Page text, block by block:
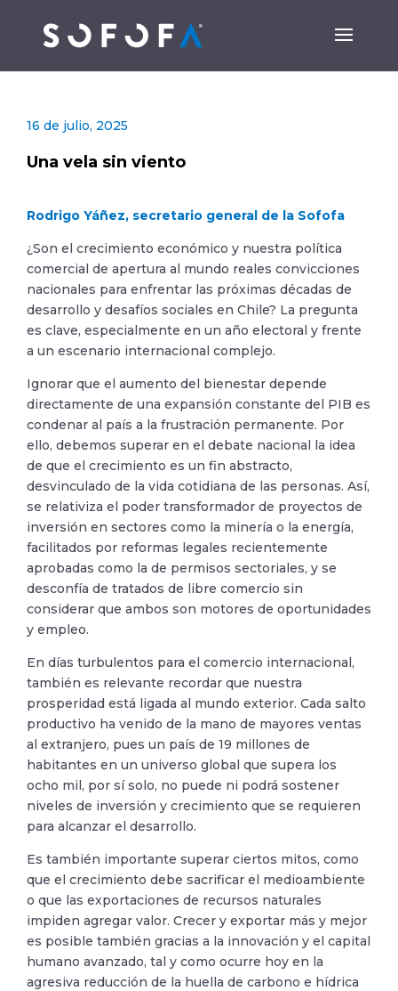
16 de julio, 2025
Una vela sin viento
Rodrigo Yáñez, secretario general de la Sofofa
¿Son el crecimiento económico y nuestra política
comercial de apertura al mundo reales convicciones
nacionales para enfrentar las próximas décadas de
desarrollo y desafíos sociales en Chile? La pregunta
es clave, especialmente en un año electoral y frente
a un escenario internacional complejo.
Ignorar que el aumento del bienestar depende
directamente de una expansión constante del PIB es
condenar al país a la frustración permanente. Por
ello, debemos superar en el debate nacional la idea
de que el crecimiento es un fin abstracto,
desvinculado de la vida cotidiana de las personas. Así,
se relativiza el poder transformador de proyectos de
inversión en sectores como la minería o la energía,
facilitados por reformas legales recientemente
aprobadas como la de permisos sectoriales, y se
desconfía de tratados de libre comercio sin
considerar que ambos son motores de oportunidades
y empleo.
En días turbulentos para el comercio internacional,
también es relevante recordar que nuestra
prosperidad está ligada al mundo exterior. Cada salto
productivo ha venido de la mano de mayores ventas
al extranjero, pues un país de 19 millones de
habitantes en un universo global que supera los
ocho mil, por sí solo, no puede ni podrá sostener
niveles de inversión y crecimiento que se requieren
para alcanzar el desarrollo.
Es también importante superar ciertos mitos, como
que el crecimiento debe sacrificar el medioambiente
o que las exportaciones de recursos naturales
impiden agregar valor. Crecer y exportar más y mejor
es posible también gracias a la innovación y el capital
humano avanzado, tal y como ocurre hoy en la
agresiva reducción de la huella de carbono e hídrica